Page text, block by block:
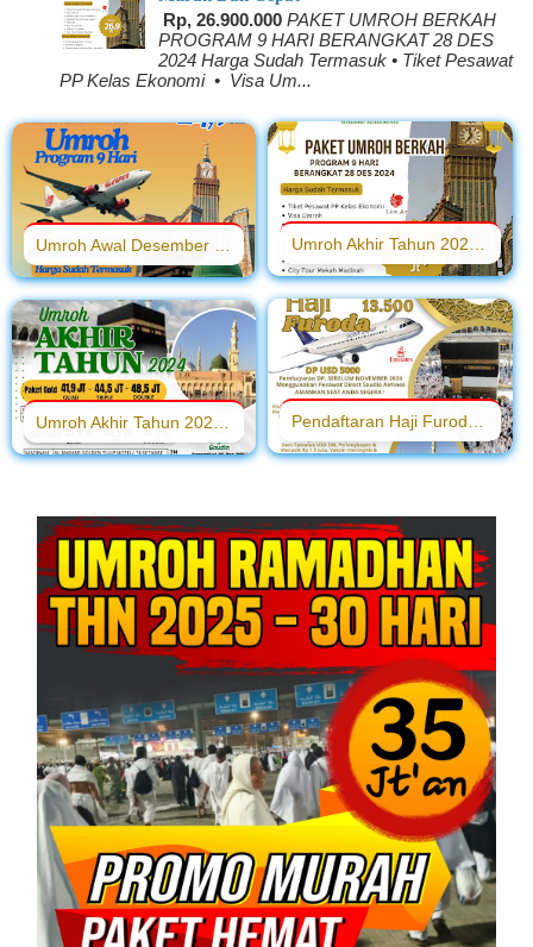
Rp, 26.900.000 PAKET UMROH BERKAH
PROGRAM 9 HARI BERANGKAT 28 DES
2024 Harga Sudah Termasuk • Tiket Pesawat
PP Kelas Ekonomi • Visa Um...